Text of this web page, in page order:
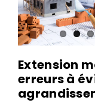
Extension
erreurs à